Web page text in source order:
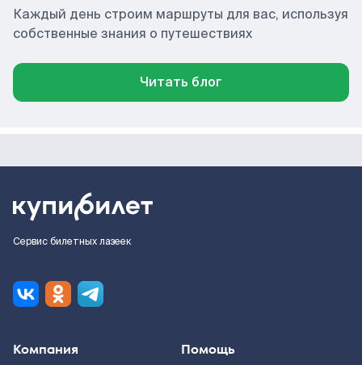
Каждый день строим маршруты для вас, используя
собственные знания о путешествиях
Читать блог
Сервис билетных лазеек
Компания Помощь